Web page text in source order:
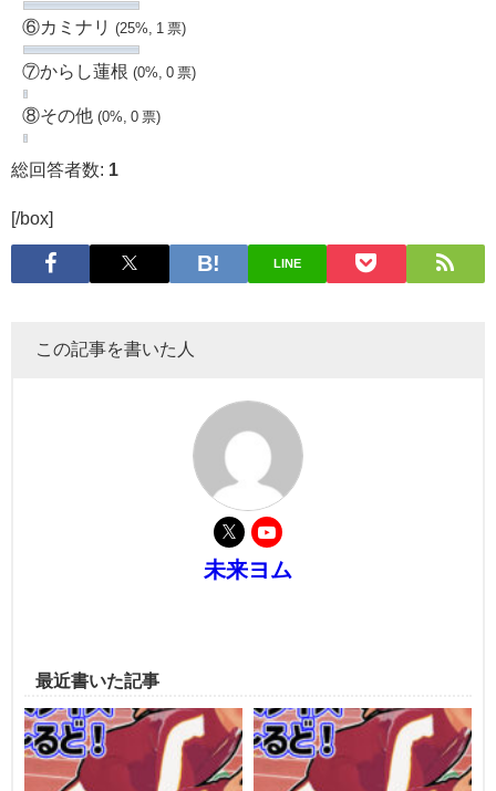
⑥カミナリ (25%, 1 票)
⑦からし蓮根 (0%, 0 票)
⑧その他 (0%, 0 票)
総回答者数: 1
[/box]
LINE
この記事を書いた人
未来ヨム
最近書いた記事